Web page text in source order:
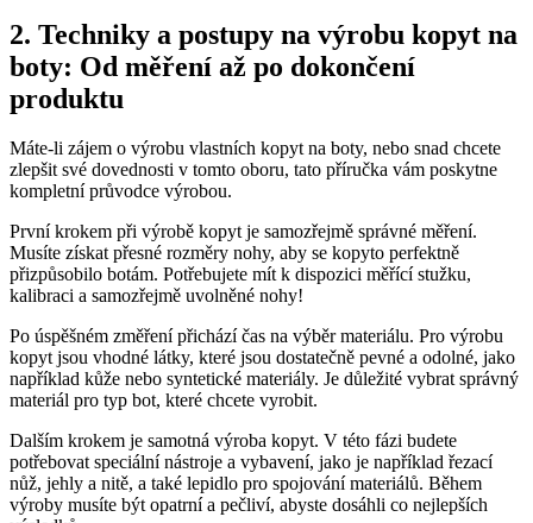
2. ​Techniky ⁢a postupy na​ výrobu kopyt⁢ na
boty: Od měření⁢ až po dokončení
produktu
Máte-li zájem ‌o výrobu vlastních kopyt ⁣na boty, nebo snad chcete
⁢zlepšit ⁣své dovednosti ​v tomto oboru, tato příručka vám poskytne
kompletní průvodce výrobou.
První krokem při výrobě kopyt je samozřejmě správné měření.
Musíte získat přesné rozměry nohy, ⁢aby⁢ se kopyto perfektně
přizpůsobilo botám. Potřebujete mít⁤ k dispozici měřící stužku,‍
kalibraci a samozřejmě uvolněné nohy!
Po úspěšném změření přichází čas na výběr materiálu. Pro výrobu
kopyt jsou vhodné ​látky, které‍ jsou dostatečně‌ pevné ⁣a odolné, jako
například kůže nebo syntetické⁤ materiály. Je důležité vybrat správný⁤
materiál pro typ bot, ​které chcete vyrobit.
Dalším krokem‌ je samotná výroba kopyt. V⁣ této ‌fázi‌ budete‍
potřebovat‌ speciální nástroje a vybavení, jako je například řezací ​
nůž, jehly a nitě, a​ také lepidlo pro spojování materiálů. Během
výroby musíte být⁢ opatrní ⁢a pečliví, abyste dosáhli co ⁣nejlepších